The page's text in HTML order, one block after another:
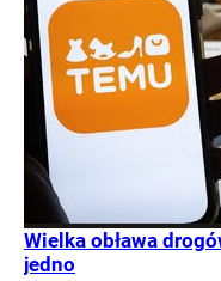
Wielka obława
jedno